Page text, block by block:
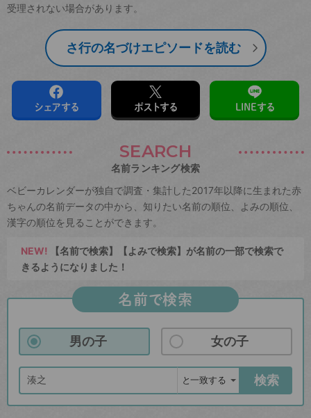
受理されない場合があります。
さ行の名づけエピソードを読む
シェアする ポストする LINEする
SEARCH
名前ランキング検索
ベビーカレンダーが独自で調査・集計した2017年以降に生まれた赤
ちゃんの名前データの中から、知りたい名前の順位、よみの順位、
漢字の順位を見ることができます。
NEW! 【名前で検索】【よみで検索】が名前の一部で検索で
きるようになりました！
名前で検索
男の子 女の子
検索